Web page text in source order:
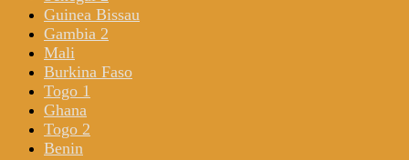
Guinea Bissau
Gambia 2
Mali
Burkina Faso
Togo 1
Ghana
Togo 2
Benin